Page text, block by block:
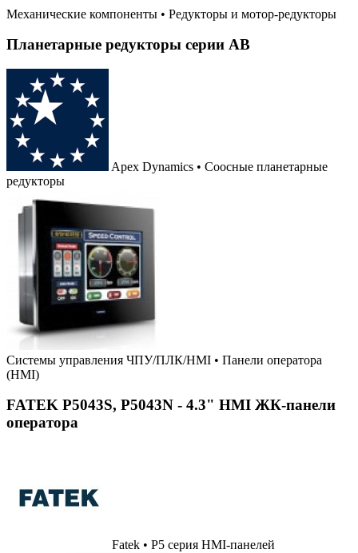
Механические компоненты • Редукторы и мотор-редукторы
Планетарные редукторы серии AB
Apex Dynamics • Соосные планетарные
редукторы
Системы управления ЧПУ/ПЛК/HMI • Панели оператора
(HMI)
FATEK P5043S, P5043N - 4.3" HMI ЖК-панели
оператора
Fatek • P5 серия HMI-панелей